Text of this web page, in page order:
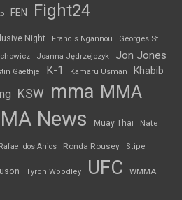
FEN Fight24
Night Francis Ngannou
Georges St.
Joanna Jędrzejczyk Jon Jones
Gaethje K-1 Kamaru Usman Khabib
KSW mma MMA
News Muay Thai Nate
Rafael dos Anjos Ronda Rousey Stipe
Tyron Woodley UFC WMMA